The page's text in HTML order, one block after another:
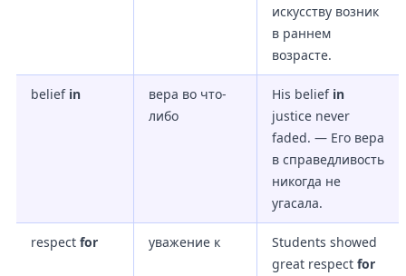
искусству возник
в раннем
возрасте.
belief in
вера во что-
либо
His belief in
justice never
faded. — Его вера
в справедливость
никогда не
угасала.
respect for уважение к
Students showed
great respect for